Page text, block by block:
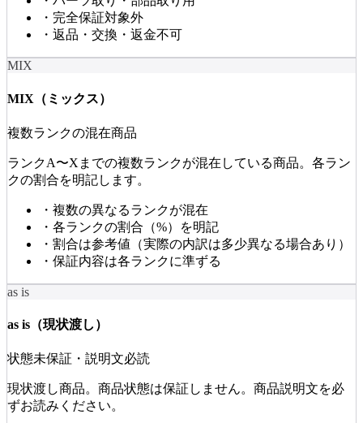
・ 完全保証対象外
・ 返品・交換・返金不可
MIX
MIX（ミックス）
複数ランクの混在商品
ランクA〜Xまでの複数ランクが混在している商品。各ラン
クの割合を明記します。
・ 複数の異なるランクが混在
・ 各ランクの割合（%）を明記
・ 割合は参考値（実際の内訳は多少異なる場合あり）
・ 保証内容は各ランクに準ずる
as is
as is（現状渡し）
状態未保証・説明文必読
現状渡し商品。商品状態は保証しません。商品説明文を必
ずお読みください。